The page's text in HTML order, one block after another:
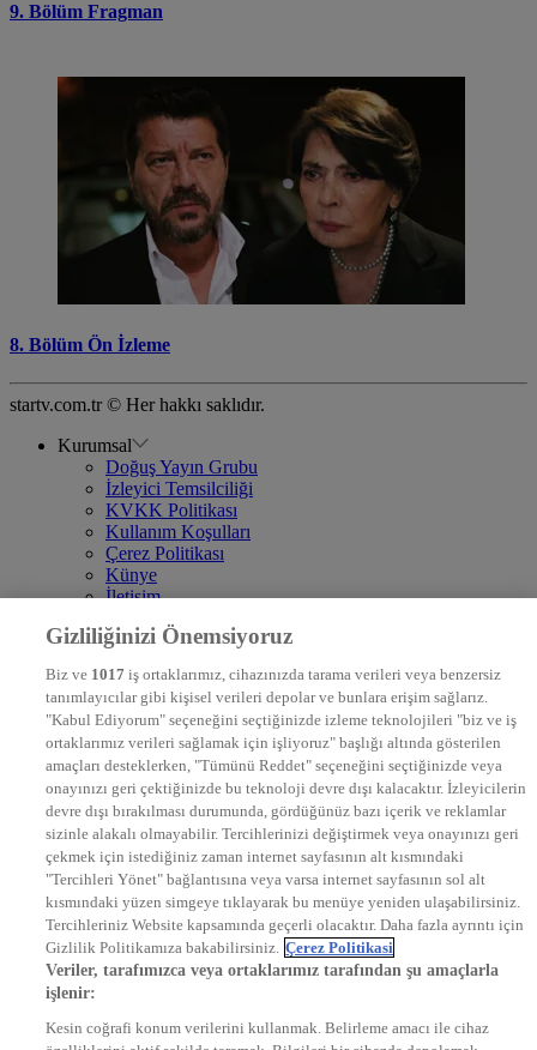
9. Bölüm Fragman
8. Bölüm Ön İzleme
startv.com.tr © Her hakkı saklıdır.
Kurumsal
Doğuş Yayın Grubu
İzleyici Temsilciliği
KVKK Politikası
Kullanım Koşulları
Çerez Politikası
Künye
İletişim
DYG Televizyonlar
STAR
EURO STAR
KRAL POP TV
DYG Radyolar
NTV RADYO
KRAL FM
KRAL POP
EKSEN
VOYAGE
DYG Dijital
ntv.com.tr
ntvspor.net
secim.ntv.com.tr
startv.com.tr
kralmuzik.com.tr
Gizliliğinizi Önemsiyoruz
Biz ve 1017 iş ortaklarımız, cihazınızda tarama verileri veya benzersiz
tanımlayıcılar gibi kişisel verileri depolar ve bunlara erişim sağlarız.
"Kabul Ediyorum" seçeneğini seçtiğinizde izleme teknolojileri "biz ve iş
ortaklarımız verileri sağlamak için işliyoruz" başlığı altında gösterilen
amaçları desteklerken, "Tümünü Reddet" seçeneğini seçtiğinizde veya
onayınızı geri çektiğinizde bu teknoloji devre dışı kalacaktır. İzleyicilerin
devre dışı bırakılması durumunda, gördüğünüz bazı içerik ve reklamlar
sizinle alakalı olmayabilir. Tercihlerinizi değiştirmek veya onayınızı geri
çekmek için istediğiniz zaman internet sayfasının alt kısmındaki
"Tercihleri Yönet" bağlantısına veya varsa internet sayfasının sol alt
kısmındaki yüzen simgeye tıklayarak bu menüye yeniden ulaşabilirsiniz.
Tercihleriniz Website kapsamında geçerli olacaktır. Daha fazla ayrıntı için
Gizlilik Politikamıza bakabilirsiniz. Çerez Politikasi
Veriler, tarafımızca veya ortaklarımız tarafından şu amaçlarla
işlenir:
Kesin coğrafi konum verilerini kullanmak. Belirleme amacı ile cihaz